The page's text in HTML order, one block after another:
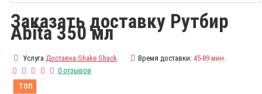
Заказать доставку Рутбир
Abita 350 мл
Услуга Доставка Shake Shack Время доставки: 45-89 мин.
0 отзывов
ТОП